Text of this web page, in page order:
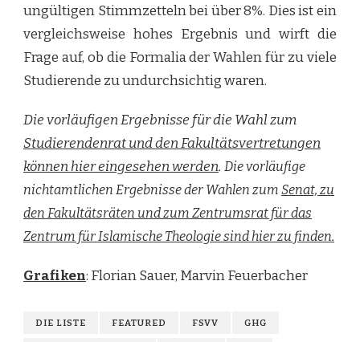
ungültigen Stimmzetteln bei über 8%. Dies ist ein
vergleichsweise hohes Ergebnis und wirft die
Frage auf, ob die Formalia der Wahlen für zu viele
Studierende zu undurchsichtig waren.
Die vorläufigen Ergebnisse für die Wahl zum
Studierendenrat und den Fakultätsvertretungen
können hier eingesehen werden. Die vorläufige
nichtamtlichen Ergebnisse der Wahlen zum Senat, zu
den Fakultätsräten und zum Zentrumsrat für das
Zentrum für Islamische Theologie sind hier zu finden.
Grafiken: Florian Sauer, Marvin Feuerbacher
DIE LISTE FEATURED FSVV GHG